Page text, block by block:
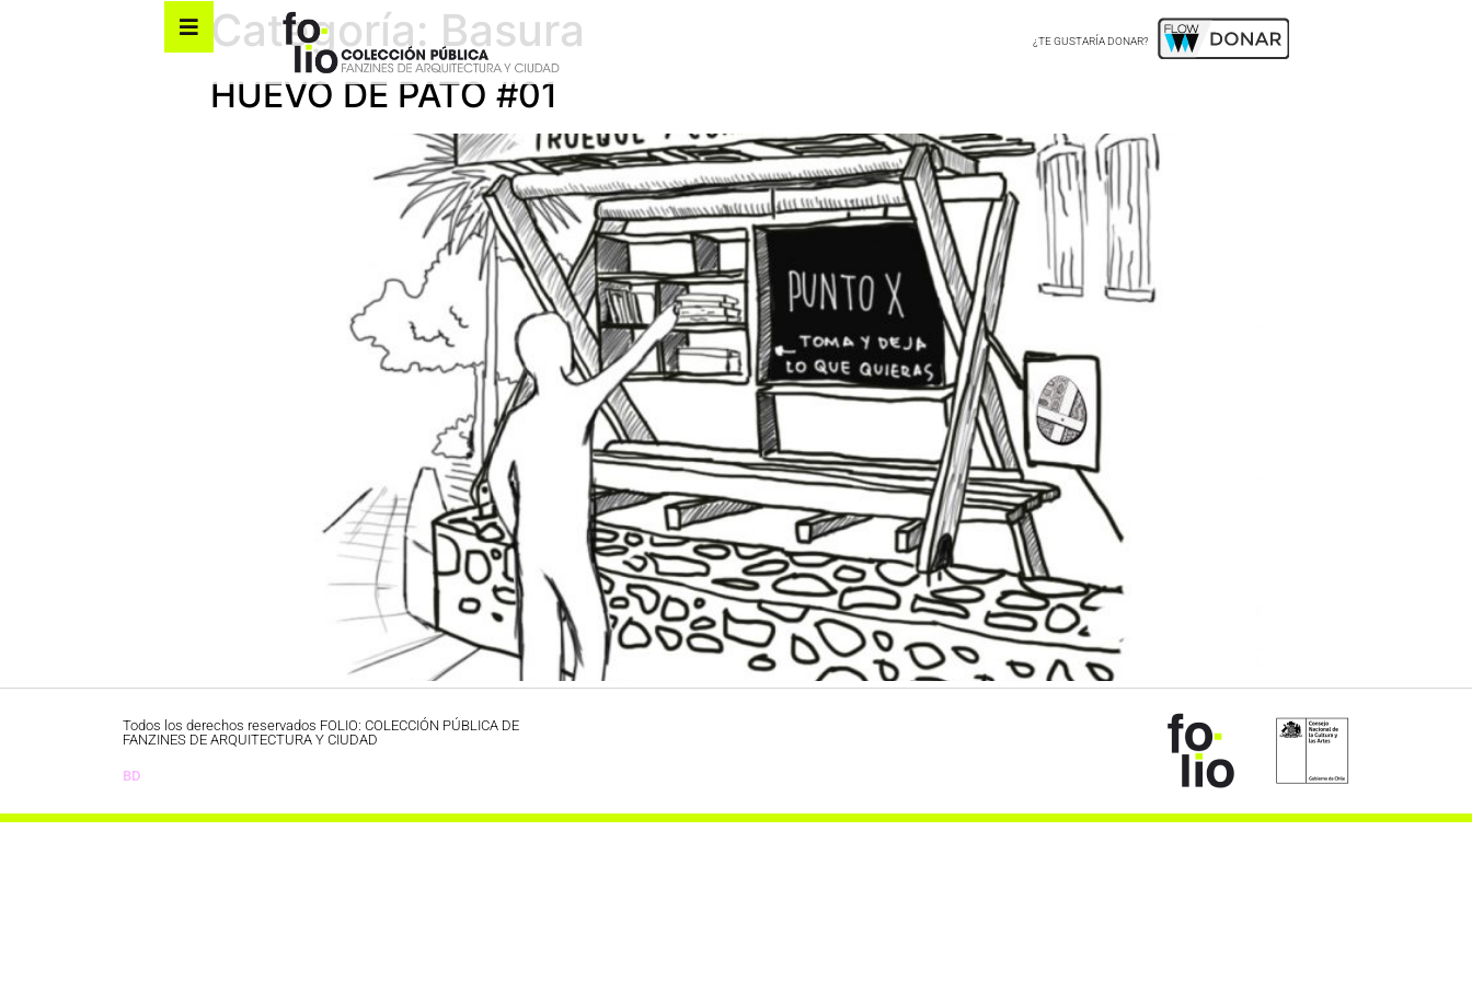
¿TE GUSTARÍA DONAR?
Categoría: Basura
HUEVO DE PATO #01
Todos los derechos reservados FOLIO: COLECCIÓN PÚBLICA DE
FANZINES DE ARQUITECTURA Y CIUDAD
BD